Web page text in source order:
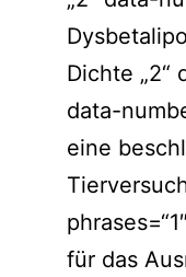
Dichte „2“
data-
eine
für das